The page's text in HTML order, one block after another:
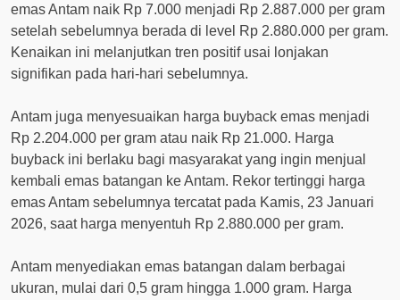
emas Antam naik Rp 7.000 menjadi Rp 2.887.000 per gram
setelah sebelumnya berada di level Rp 2.880.000 per gram.
Kenaikan ini melanjutkan tren positif usai lonjakan
signifikan pada hari-hari sebelumnya.
Antam juga menyesuaikan harga buyback emas menjadi
Rp 2.204.000 per gram atau naik Rp 21.000. Harga
buyback ini berlaku bagi masyarakat yang ingin menjual
kembali emas batangan ke Antam. Rekor tertinggi harga
emas Antam sebelumnya tercatat pada Kamis, 23 Januari
2026, saat harga menyentuh Rp 2.880.000 per gram.
Antam menyediakan emas batangan dalam berbagai
ukuran, mulai dari 0,5 gram hingga 1.000 gram. Harga